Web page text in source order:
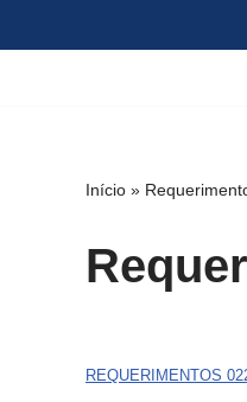
Início »
REQUERIMENTOS